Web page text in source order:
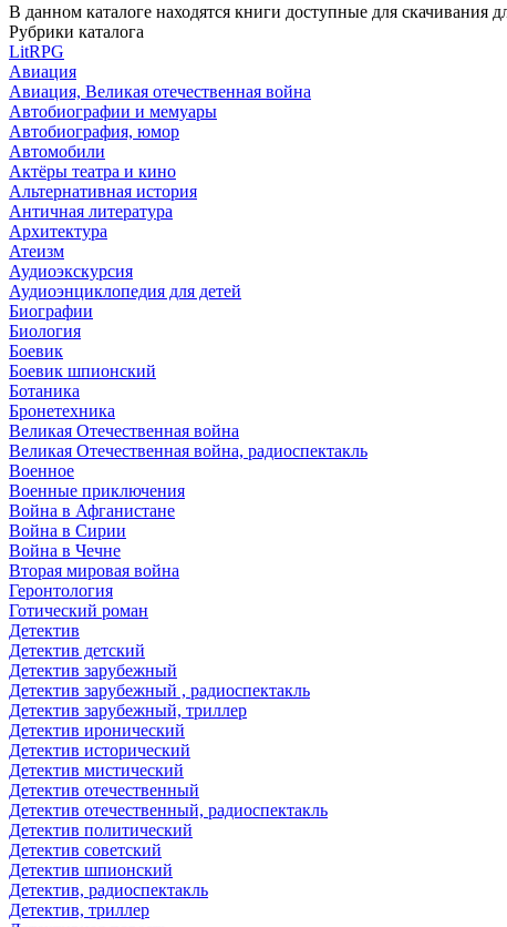
В данном каталоге находятся книги доступные для
Рубрики каталога
LitRPG
Авиация
Авиация, Великая отечественная война
Автобиографии и мемуары
Автобиография, юмор
Автомобили
Актёры театра и кино
Альтернативная история
Античная литература
Архитектура
Атеизм
Аудиоэкскурсия
Аудиоэнциклопедия для детей
Биографии
Биология
Боевик
Боевик шпионский
Ботаника
Бронетехника
Великая Отечественная война
Великая Отечественная война, радиоспектакль
Военное
Военные приключения
Война в Афганистане
Война в Сирии
Война в Чечне
Вторая мировая война
Геронтология
Готический роман
Детектив
Детектив детский
Детектив зарубежный
Детектив зарубежный , радиоспектакль
Детектив зарубежный, триллер
Детектив иронический
Детектив исторический
Детектив мистический
Детектив отечественный
Детектив отечественный, радиоспектакль
Детектив политический
Детектив советский
Детектив шпионский
Детектив, радиоспектакль
Детектив, триллер